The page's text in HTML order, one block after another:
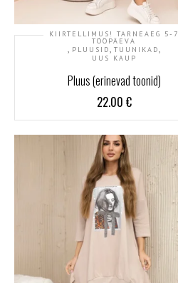
KIIRTELLIMUS! TARNEAEG 5-7
TÖÖPÄEVA
, PLUUSID, TUUNIKAD,
UUS KAUP
Pluus (erinevad toonid)
22.00 €